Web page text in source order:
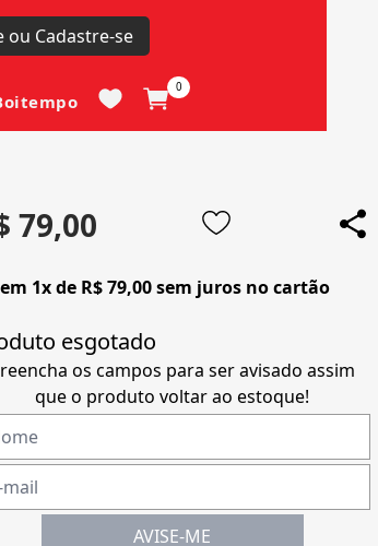
ou Cadastre-se
0
79,00
em 1x de R$ 79,00 sem juros no cartão
esgotado
os campos para ser avisado assim
que o produto voltar ao estoque!
AVISE-ME